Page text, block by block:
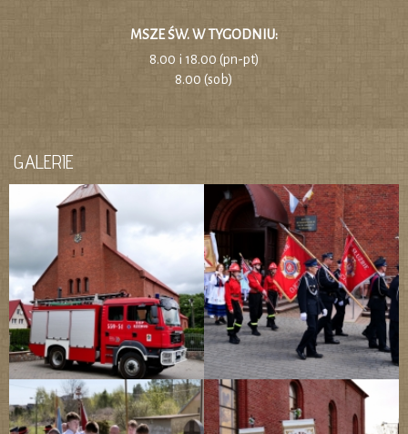
MSZE ŚW. W TYGODNIU:
8.00 i 18.00 (pn-pt)
8.00 (sob)
GALERIE